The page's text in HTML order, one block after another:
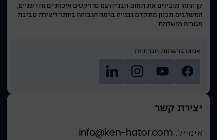
קן התור מובילים את תחום הבנייה עם פרויקטים איכותיים וחדשניים,
המשלבים תכנון מתקדם ובנייה ברמה הגבוהה ביותר ליצירת סביבת
מגורים מושלמת.
אנחנו ברשתות חברתיות
יצירת קשר
אימייל: info@ken-hator.com